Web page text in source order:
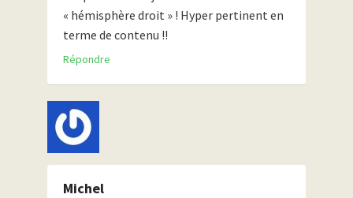
« hémisphère droit » ! Hyper pertinent en
terme de contenu !!
Répondre
Michel